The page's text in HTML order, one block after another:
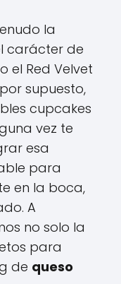
la
carácter de
el Red Velvet
supuesto,
cupcakes
vez te
esa
para
en la boca,
A
no solo la
para
de queso